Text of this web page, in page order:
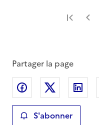
Partager la page
Partager surPartager
S'abonner